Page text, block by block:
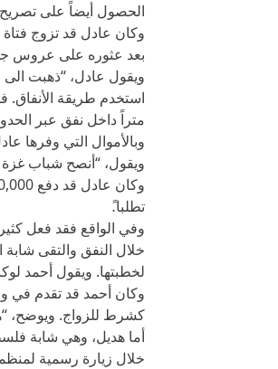
الحصول أيضاً على تصريح من
وكان عادل قد تزوج
بعد عثوره على عروس
ويقول عادل، “ذهبت
متراً داخل نفق عبر
وبالأموال التي وفرها
ويقول، “أنصح شباب غزة
تطلبا.ً
وفي الواقع فقد فعل
خلال النفق والتقى شابة
لخطبتها. ويقول أحمد
وكان أحمد قد تقدم في
كشرط للزواج. ويوضح،
أما هديل، وهي شابة
خلال زيارة رسمية